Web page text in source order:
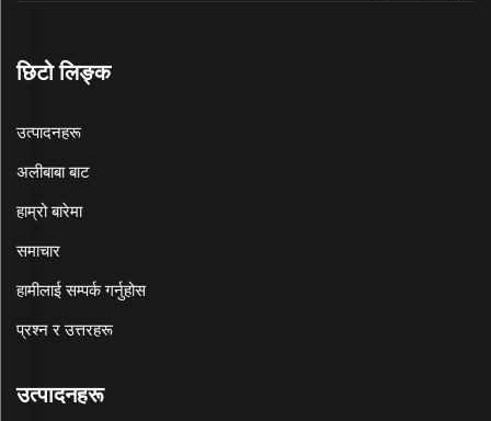
छिटो लिङ्क
उत्पादनहरू
अलीबाबा बाट
हाम्रो बारेमा
समाचार
हामीलाई सम्पर्क गर्नुहोस
प्रश्न र उत्तरहरू
उत्पादनहरू